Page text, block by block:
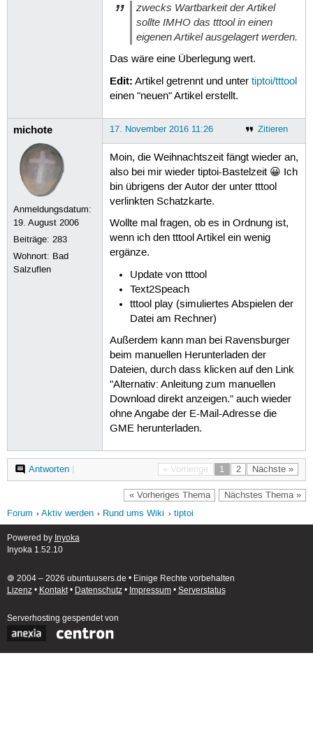
zwecks Wartbarkeit der Artikel
sollte IMHO das tttool in einen
eigenen Artikel ausgelagert werden.
Das wäre eine Überlegung wert.
Edit: Artikel getrennt und unter tiptoi/tttool
einen "neuen" Artikel erstellt.
michote
Anmeldungsdatum:
19. August 2006
Beiträge:283
Wohnort: Bad
Salzuflen
Zitieren
17. November 2016 11:26
Moin, die Weihnachtszeit fängt wieder an,
also bei mir wieder tiptoi-Bastelzeit 😀 Ich
bin übrigens der Autor der unter tttool
verlinkten Schatzkarte.
Wollte mal fragen, ob es in Ordnung ist,
wenn ich den tttool Artikel ein wenig
ergänze.
Update von tttool
Text2Speach
tttool play (simuliertes Abspielen der
Datei am Rechner)
Außerdem kann man bei Ravensburger
beim manuellen Herunterladen der
Dateien, durch dass klicken auf den Link
"Alternativ: Anleitung zum manuellen
Download direkt anzeigen." auch wieder
ohne Angabe der E-Mail-Adresse die
GME herunterladen.
« Vorherige 1 2 Nächste »
Antworten|
« Vorheriges Thema Nächstes Thema »
Forum Aktiv werden Rund ums Wiki tiptoi
Powered by Inyoka
Inyoka 1.52.10
🄯 2004 – 2026 ubuntuusers.de • Einige Rechte vorbehalten
Lizenz• Kontakt• Datenschutz• Impressum• Serverstatus
Serverhosting gespendet von